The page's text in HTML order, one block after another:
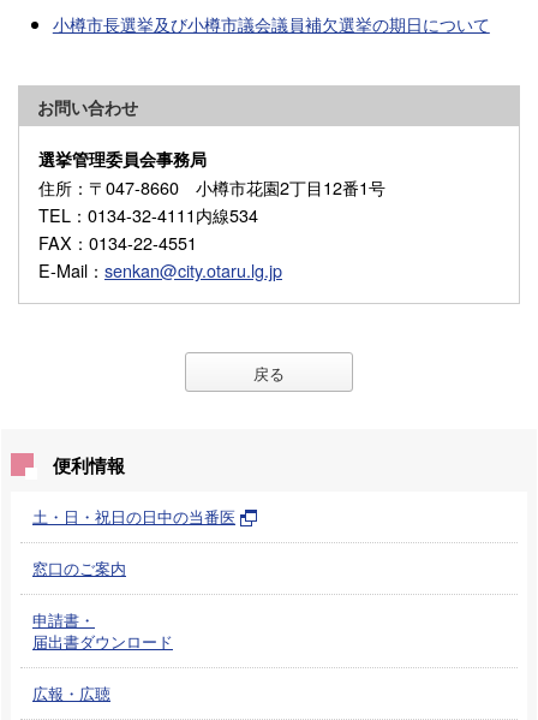
小樽市長選挙及び小樽市議会議員補欠選挙の期日について
お問い合わせ
選挙管理委員会事務局
住所 ：〒047-8660 小樽市花園2丁目12番1号
TEL ：0134-32-4111内線534
FAX ：0134-22-4551
E-Mail ： senkan@city.otaru.lg.jp
戻る
便利情報
土・日・祝日の日中の当番医
窓口のご案内
申請書・
届出書ダウンロード
広報・広聴